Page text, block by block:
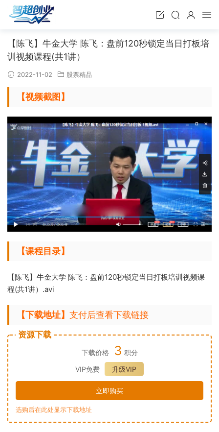
【陈飞】牛金大学 陈飞：盘前120秒锁定当日打板培
训视频课程(共1讲）
2022-11-02 股票精品
【视频截图】
【课程目录】
【陈飞】牛金大学 陈飞：盘前120秒锁定当日打板培训视频课
程(共1讲）.avi
【下载地址】 支付后查看下载链接
资源下载
下载价格 3 积分
VIP免费
升级VIP
立即购买
选购后在此处显示下载地址